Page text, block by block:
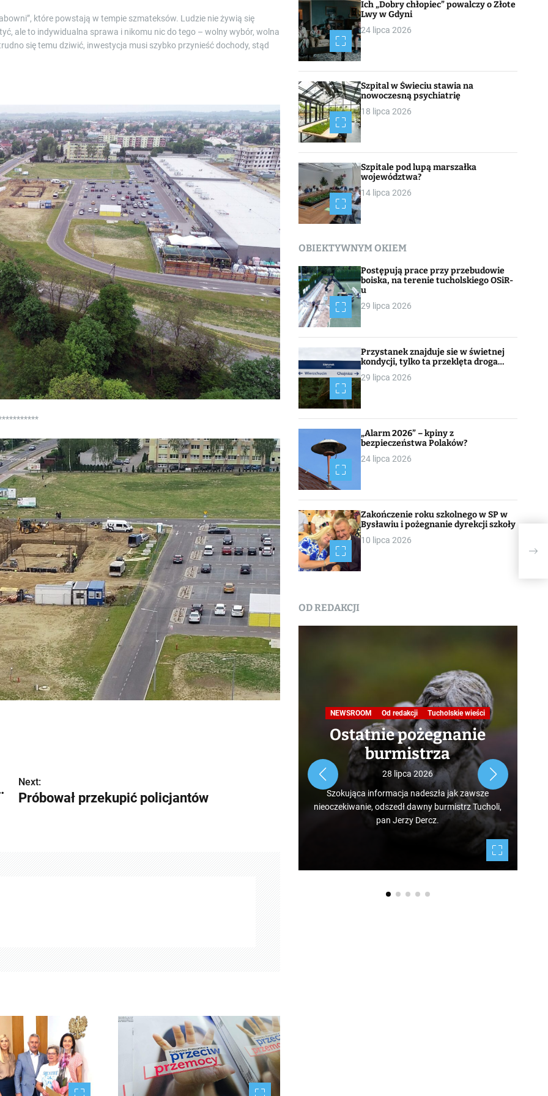
które powstają w tempie szmateksów. Ludzie nie żywią się
ale to indywidualna sprawa i nikomu nic do tego – wolny wybór, wolna
się temu dziwić, inwestycja musi szybko przynieść dochody, stąd
Next:
Próbował przekupić policjantów
Ich „Dobry chłopiec” powalczy o Złote
Lwy w Gdyni
24 lipca 2026
Szpital w Świeciu stawia na
nowoczesną psychiatrię
18 lipca 2026
Szpitale pod lupą marszałka
województwa?
14 lipca 2026
OBIEKTYWNYM OKIEM
Postępują prace przy przebudowie
boiska, na terenie tucholskiego OSiR-
u
29 lipca 2026
Przystanek znajduje sie w świetnej
kondycji, tylko ta przeklęta droga…
29 lipca 2026
„Alarm 2026” – kpiny z
bezpieczeństwa Polaków?
24 lipca 2026
Zakończenie roku szkolnego w SP w
Bysławiu i pożegnanie dyrekcji szkoły
10 lipca 2026
OD REDAKCJI
NEWSROOM Od redakcji Tucholskie wieści
Ostatnie pożegnanie
burmistrza
28 lipca 2026
Szokująca informacja nadeszła jak zawsze
nieoczekiwanie, odszedł dawny burmistrz Tucholi,
pan Jerzy Dercz.